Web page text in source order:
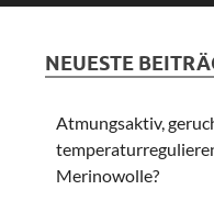
NEUESTE
Atmungsaktiv,
Merinowolle?